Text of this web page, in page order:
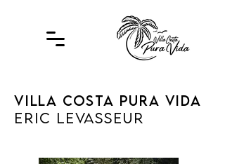
villa costa pura vida
ERIC LEVASSEUR